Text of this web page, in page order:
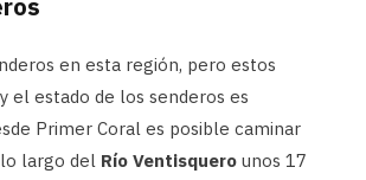
en esta región, pero estos
el estado de los senderos es
Primer Coral es posible caminar
largo del Río Ventisquero unos 17